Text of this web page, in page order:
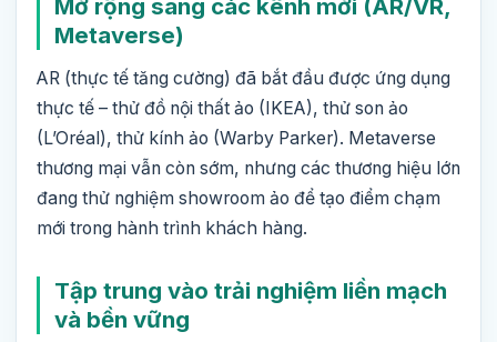
Mở rộng sang các kênh mới (AR/VR,
Metaverse)
AR (thực tế tăng cường) đã bắt đầu được ứng dụng
thực tế – thử đồ nội thất ảo (IKEA), thử son ảo
(L’Oréal), thử kính ảo (Warby Parker). Metaverse
thương mại vẫn còn sớm, nhưng các thương hiệu lớn
đang thử nghiệm showroom ảo để tạo điểm chạm
mới trong hành trình khách hàng.
Tập trung vào trải nghiệm liền mạch
và bền vững